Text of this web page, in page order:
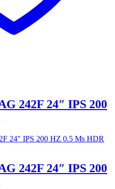
242F 24″ IPS 200
242F 24″ IPS 200